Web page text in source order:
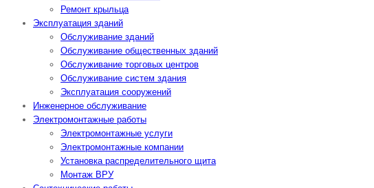
Ремонт крыльца
Эксплуатация зданий
Обслуживание зданий
Обслуживание общественных зданий
Обслуживание торговых центров
Обслуживание систем здания
Эксплуатация сооружений
Инженерное обслуживание
Электромонтажные работы
Электромонтажные услуги
Электромонтажные компании
Установка распределительного щита
Монтаж ВРУ